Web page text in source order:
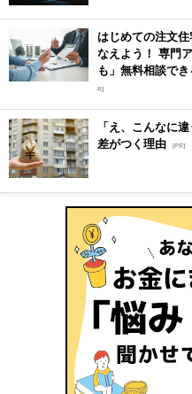
はじめての注文
なえよう！ 専門
も」無料相談で
R]
「え、こんなに
差がつく理由 [PR]